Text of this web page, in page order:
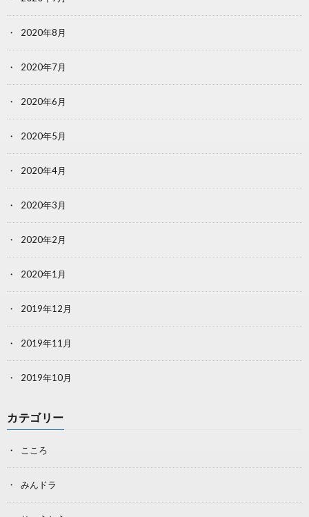
2020年8月
2020年7月
2020年6月
2020年5月
2020年4月
2020年3月
2020年2月
2020年1月
2019年12月
2019年11月
2019年10月
カテゴリー
こころ
みんドラ